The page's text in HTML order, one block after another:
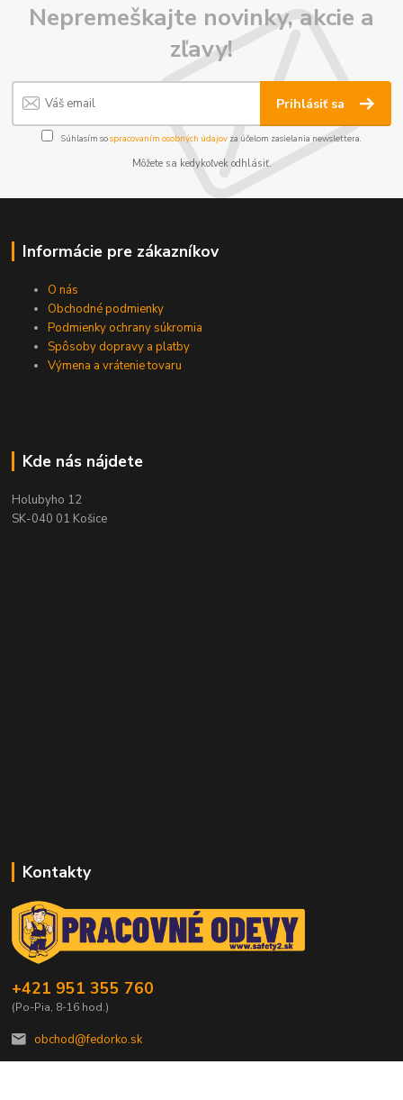
Nepremeškajte novinky, akcie a
zľavy!
Prihlásiť sa
Súhlasím sospracovaním osobných údajov za účelom zasielania newslettera.
Môžete sa kedykoľvek odhlásiť.
Informácie pre zákazníkov
O nás
Obchodné podmienky
Podmienky ochrany súkromia
Spôsoby dopravy a platby
Výmena a vrátenie tovaru
Kde nás nájdete
Holubyho 12
SK-040 01 Košice
Kontakty
+421 951 355 760
(Po-Pia, 8-16 hod.)
obchod@fedorko.sk